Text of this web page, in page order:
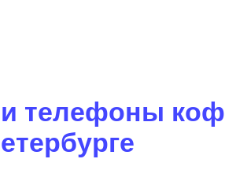
телефоны